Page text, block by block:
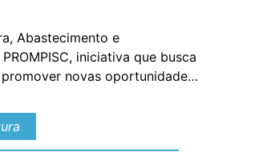
Abastecimento e
iniciativa que busca
novas oportunidades